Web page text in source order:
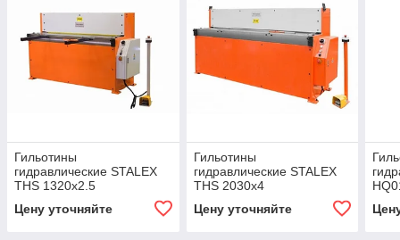
Гильотины
гидравлические STALEX
THS 1320x2.5
Цену уточняйте
Гильотины
гидравлические STALEX
THS 2030x4
Цену уточняйте